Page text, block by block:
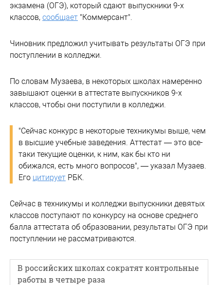
экзамена (ОГЭ), который сдают выпускники 9-х
классов, сообщает "Коммерсант".
Чиновник предложил учитывать результаты ОГЭ при
поступлении в колледжи.
По словам Музаева, в некоторых школах намеренно
завышают оценки в аттестате выпускников 9-х
классов, чтобы они поступили в колледжи.
"Сейчас конкурс в некоторые техникумы выше, чем
в высшие учебные заведения. Аттестат — это все-
таки текущие оценки, к ним, как бы кто ни
обижался, есть много вопросов", — указал Музаев.
Его цитирует РБК.
Сейчас в техникумы и колледжи выпускники девятых
классов поступают по конкурсу на основе среднего
балла аттестата об образовании, результаты ОГЭ при
поступлении не рассматриваются.
В российских школах сократят контрольные
работы в четыре раза